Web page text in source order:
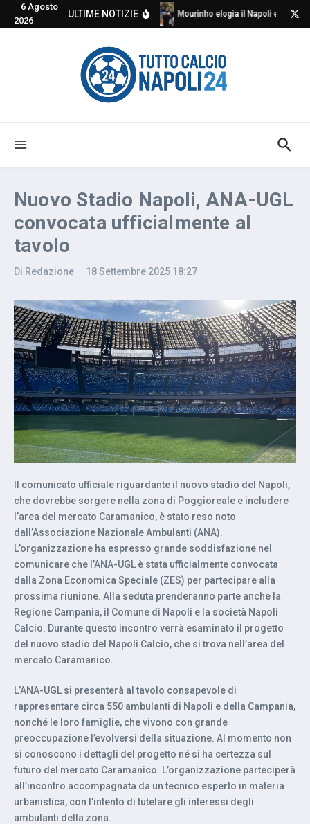
Salta al contenuto
6 Agosto
2026
ULTIME NOTIZIE Mourinho elogia il Napoli e critica
Nuovo Stadio Napoli, ANA-UGL
convocata ufficialmente al
tavolo
Di Redazione 18 Settembre 2025 18:27
Il comunicato ufficiale riguardante il nuovo stadio del Napoli,
che dovrebbe sorgere nella zona di Poggioreale e includere
l’area del mercato Caramanico, è stato reso noto
dall’Associazione Nazionale Ambulanti (ANA).
L’organizzazione ha espresso grande soddisfazione nel
comunicare che l’ANA-UGL è stata ufficialmente convocata
dalla Zona Economica Speciale (ZES) per partecipare alla
prossima riunione. Alla seduta prenderanno parte anche la
Regione Campania, il Comune di Napoli e la società Napoli
Calcio. Durante questo incontro verrà esaminato il progetto
del nuovo stadio del Napoli Calcio, che si trova nell’area del
mercato Caramanico.
L’ANA-UGL si presenterà al tavolo consapevole di
rappresentare circa 550 ambulanti di Napoli e della Campania,
nonché le loro famiglie, che vivono con grande
preoccupazione l’evolversi della situazione. Al momento non
si conoscono i dettagli del progetto né si ha certezza sul
futuro del mercato Caramanico. L’organizzazione parteciperà
all’incontro accompagnata da un tecnico esperto in materia
urbanistica, con l’intento di tutelare gli interessi degli
ambulanti della zona.